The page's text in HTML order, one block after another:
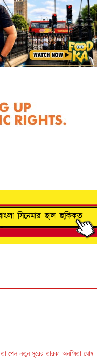
পেল নতুন সুরের তারকা অনস্মিতা ঘোষ